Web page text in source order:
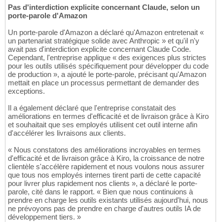
Pas d'interdiction explicite concernant Claude, selon un
porte-parole d'Amazon
Un porte-parole d'Amazon a déclaré qu'Amazon entretenait «
un partenariat stratégique solide avec Anthropic » et qu'il n'y
avait pas d'interdiction explicite concernant Claude Code.
Cependant, l'entreprise applique « des exigences plus strictes
pour les outils utilisés spécifiquement pour développer du code
de production », a ajouté le porte-parole, précisant qu'Amazon
mettait en place un processus permettant de demander des
exceptions.
Il a également déclaré que l'entreprise constatait des
améliorations en termes d'efficacité et de livraison grâce à Kiro
et souhaitait que ses employés utilisent cet outil interne afin
d'accélérer les livraisons aux clients.
« Nous constatons des améliorations incroyables en termes
d'efficacité et de livraison grâce à Kiro, la croissance de notre
clientèle s'accélère rapidement et nous voulons nous assurer
que tous nos employés internes tirent parti de cette capacité
pour livrer plus rapidement nos clients », a déclaré le porte-
parole, cité dans le rapport. « Bien que nous continuions à
prendre en charge les outils existants utilisés aujourd'hui, nous
ne prévoyons pas de prendre en charge d'autres outils IA de
développement tiers. »